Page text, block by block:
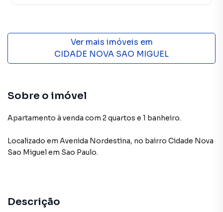
Ver mais imóveis em
CIDADE NOVA SAO MIGUEL
Sobre o imóvel
Apartamento à venda com 2 quartos e 1 banheiro.
Localizado em Avenida Nordestina, no bairro Cidade Nova
Sao Miguelem Sao Paulo.
Descrição